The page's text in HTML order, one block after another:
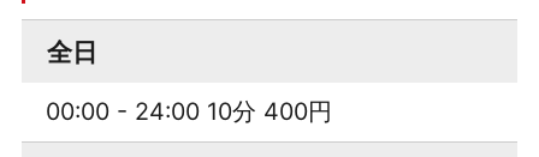
全日
00:00 - 24:00 10分 400円